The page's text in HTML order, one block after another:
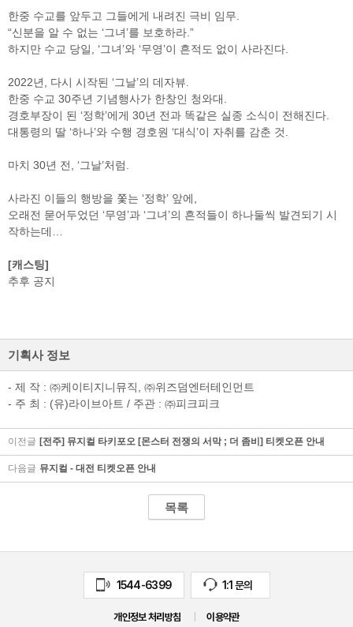
스
한중 수교를 앞두고 그들에게 내려진 극비 임무.
“신분을 알 수 없는 ‘그녀’를 보호하라.”
하지만 수교 당일, ‘그녀’와 ‘무영’이 흔적도 없이 사라진다.
2022년, 다시 시작된 ‘그날’의 데자뷰.
한중 수교 30주년 기념행사가 한창인 청와대.
경호부장이 된 ‘정학’에게 30년 전과 똑같은 실종 소식이 전해진다.
대통령의 딸 ‘하나’와 수행 경호원 ‘대식’이 자취를 감춘 것.
마치 30년 전, ‘그날’처럼.
사라진 이들의 행방을 쫓는 ‘정학’ 앞에,
오래전 묻어두었던 ‘무영’과 ‘그녀’의 흔적들이 하나둘씩 발견되기 시
작하는데…
[캐스팅]
추후 공지
기획사 정보
- 제 작 : ㈜케이티지니뮤직, ㈜위즈덤엔터테인먼트
- 주 최 : (유)라이브아트 / 주관 : ㈜피크피크
이전글 [전주] 뮤지컬 타키포오 [몬스터 전쟁의 서막 ; 더 좀비] 티켓오픈 안내
다음글 뮤지컬 - 대전 티켓오픈 안내
목록
1544-6399 1:1 문의
개인정보 처리방침 이용약관